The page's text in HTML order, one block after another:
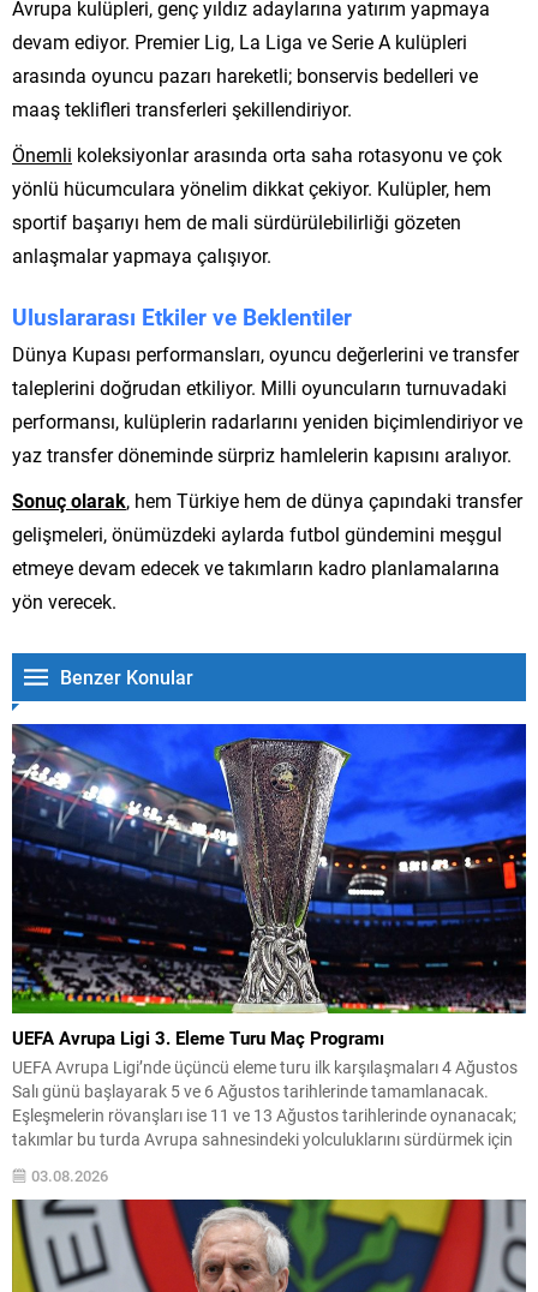
Avrupa kulüpleri, genç yıldız adaylarına yatırım yapmaya
devam ediyor. Premier Lig, La Liga ve Serie A kulüpleri
arasında oyuncu pazarı hareketli; bonservis bedelleri ve
maaş teklifleri transferleri şekillendiriyor.
Önemli koleksiyonlar arasında orta saha rotasyonu ve çok
yönlü hücumculara yönelim dikkat çekiyor. Kulüpler, hem
sportif başarıyı hem de mali sürdürülebilirliği gözeten
anlaşmalar yapmaya çalışıyor.
Uluslararası Etkiler ve Beklentiler
Dünya Kupası performansları, oyuncu değerlerini ve transfer
taleplerini doğrudan etkiliyor. Milli oyuncuların turnuvadaki
performansı, kulüplerin radarlarını yeniden biçimlendiriyor ve
yaz transfer döneminde sürpriz hamlelerin kapısını aralıyor.
Sonuç olarak, hem Türkiye hem de dünya çapındaki transfer
gelişmeleri, önümüzdeki aylarda futbol gündemini meşgul
etmeye devam edecek ve takımların kadro planlamalarına
yön verecek.
Benzer Konular
UEFA Avrupa Ligi 3. Eleme Turu Maç Programı
UEFA Avrupa Ligi’nde üçüncü eleme turu ilk karşılaşmaları 4 Ağustos
Salı günü başlayarak 5 ve 6 Ağustos tarihlerinde tamamlanacak.
Eşleşmelerin rövanşları ise 11 ve 13 Ağustos tarihlerinde oynanacak;
takımlar bu turda Avrupa sahnesindeki yolculuklarını sürdürmek için
Kralove ile eşleşti ve ilk maçını...
03.08.2026